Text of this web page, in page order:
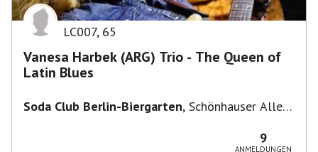
LC007, 65
Vanesa Harbek (ARG) Trio - The Queen of
Latin Blues
Soda Club Berlin-Biergarten, Schönhauser Allee
9
ANMELDUNGEN